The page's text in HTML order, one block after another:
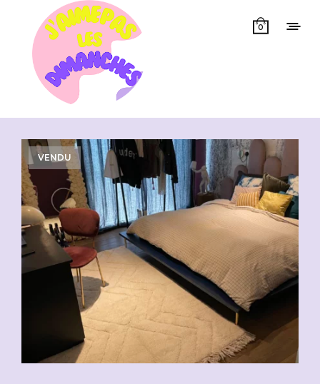
0
Showing 1–50 of 68 results
VENDU